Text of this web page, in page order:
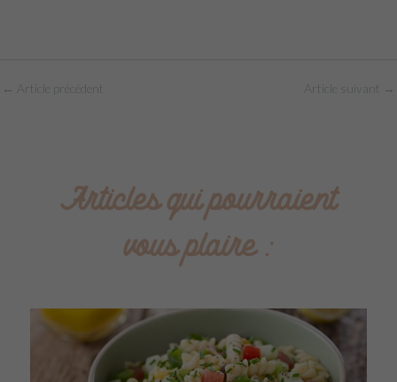
← Article précédent Article suivant →
Articles qui pourraient
vous plaire :